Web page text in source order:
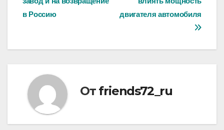
записям
двигателя автомобиля
в Россию
От friends72_ru